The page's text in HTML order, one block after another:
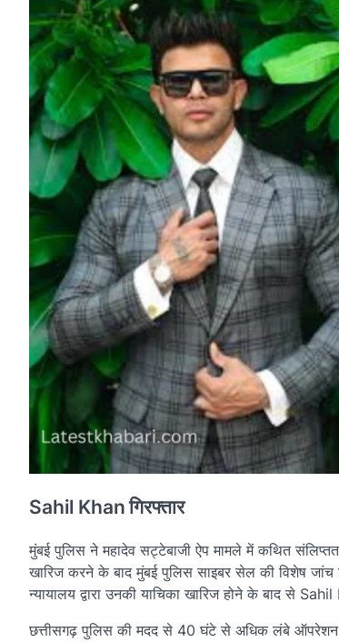
Sahil Khanगिरफ्तार
मुंबई पुलिस ने महादेव सट्टेबाजी ऐप मामले में कथित संलिप्तता
खारिज करने के बाद मुंबई पुलिस साइबर सेल की विशेष
न्यायालय द्वारा उनकी याचिका खारिज होने के बाद से
छत्तीसगढ़ पुलिस की मदद से 40 घंटे से अधिक लंबे ऑपरेशन